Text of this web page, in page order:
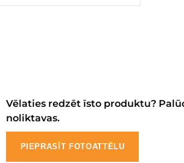
Vēlaties redzēt īsto produktu?
noliktavas.
PIEPRASĪT FOTOATTĒLU